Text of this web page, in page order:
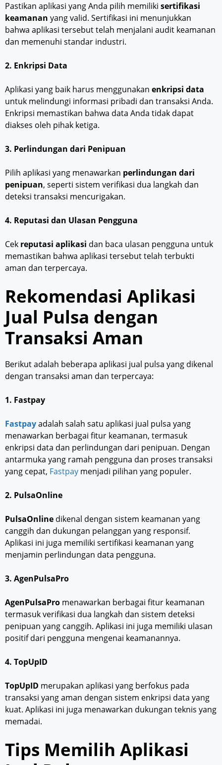
Pastikan aplikasi yang Anda pilih memiliki sertifikasi
keamanan yang valid. Sertifikasi ini menunjukkan
bahwa aplikasi tersebut telah menjalani audit keamanan
dan memenuhi standar industri.
2. Enkripsi Data
Aplikasi yang baik harus menggunakan enkripsi data
untuk melindungi informasi pribadi dan transaksi Anda.
Enkripsi memastikan bahwa data Anda tidak dapat
diakses oleh pihak ketiga.
3. Perlindungan dari Penipuan
Pilih aplikasi yang menawarkan perlindungan dari
penipuan, seperti sistem verifikasi dua langkah dan
deteksi transaksi mencurigakan.
4. Reputasi dan Ulasan Pengguna
Cek reputasi aplikasi dan baca ulasan pengguna untuk
memastikan bahwa aplikasi tersebut telah terbukti
aman dan terpercaya.
Rekomendasi Aplikasi
Jual Pulsa dengan
Transaksi Aman
Berikut adalah beberapa aplikasi jual pulsa yang dikenal
dengan transaksi aman dan terpercaya:
1. Fastpay
Fastpayadalah salah satu aplikasi jual pulsa yang
menawarkan berbagai fitur keamanan, termasuk
enkripsi data dan perlindungan dari penipuan. Dengan
antarmuka yang ramah pengguna dan proses transaksi
yang cepat, Fastpay menjadi pilihan yang populer.
2. PulsaOnline
PulsaOnline dikenal dengan sistem keamanan yang
canggih dan dukungan pelanggan yang responsif.
Aplikasi ini juga memiliki sertifikasi keamanan yang
menjamin perlindungan data pengguna.
3. AgenPulsaPro
AgenPulsaPro menawarkan berbagai fitur keamanan
termasuk verifikasi dua langkah dan sistem deteksi
penipuan yang canggih. Aplikasi ini juga memiliki ulasan
positif dari pengguna mengenai keamanannya.
4. TopUpID
TopUpID merupakan aplikasi yang berfokus pada
transaksi yang aman dengan sistem enkripsi data yang
kuat. Aplikasi ini juga menawarkan dukungan teknis yang
memadai.
Tips Memilih Aplikasi